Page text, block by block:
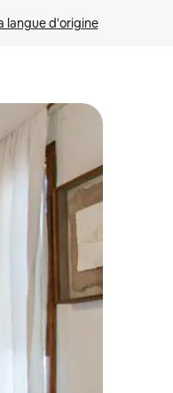
langue d'origine
et en les faisant glisser.